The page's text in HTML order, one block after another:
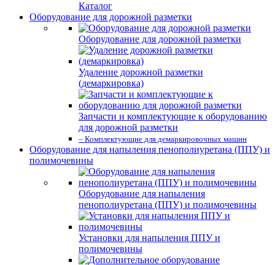
Каталог
Оборудование для дорожной разметки
Оборудование для дорожной разметки
Удаление дорожной разметки
(демаркировка)
Запчасти и комплектующие к оборудованию
для дорожной разметки
– Комплектующие для демаркировочных машин
Оборудование для напыления пенополиуретана (ППУ) и
полимочевины
Оборудование для напыления
пенополиуретана (ППУ) и полимочевины
Установки для напыления ППУ и
полимочевины